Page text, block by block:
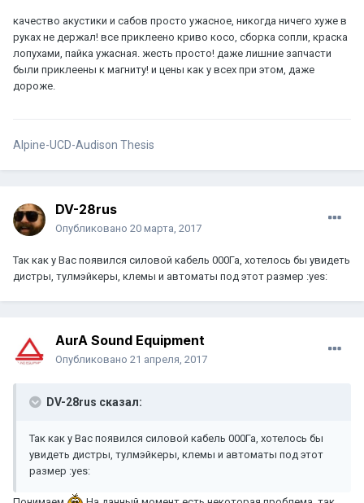
качество акустики и сабов просто ужасное, никогда ничего хуже в
руках не держал! все приклеено криво косо, сборка сопли, краска
лопухами, пайка ужасная. жесть просто! даже лишние запчасти
были приклеены к магниту! и цены как у всех при этом, даже
дороже.
Alpine-UCD-Audison Thesis
DV-28rus
Опубликовано 20 марта, 2017
Так как у Вас появился силовой кабель 000Га, хотелось бы увидеть
дистры, тулмэйкеры, клемы и автоматы под этот размер :yes:
AurA Sound Equipment
Опубликовано 21 апреля, 2017
DV-28rus сказал:
Так как у Вас появился силовой кабель 000Га, хотелось бы
увидеть дистры, тулмэйкеры, клемы и автоматы под этот
размер :yes: